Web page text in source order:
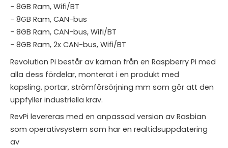
- 8GB Ram, Wifi/BT
- 8GB Ram, CAN-bus
- 8GB Ram, CAN-bus, Wifi/BT
- 8GB Ram, 2x CAN-bus, Wifi/BT
Revolution Pi består av kärnan från en Raspberry Pi med
alla dess fördelar, monterat i en produkt med
kapsling, portar, strömförsörjning mm som gör att den
uppfyller industriella krav.
RevPi levereras med en anpassad version av Rasbian
som operativsystem som har en realtidsuppdatering
av